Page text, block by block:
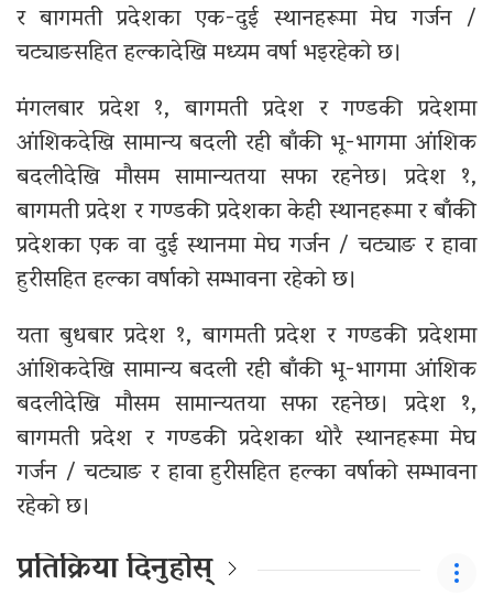
र बागमती प्रदेशका एक-दुई स्थानहरूमा मेघ गर्जन /
चट्याङसहित हल्कादेखि मध्यम वर्षा भइरहेको छ।
मंगलबार प्रदेश १, बागमती प्रदेश र गण्डकी प्रदेशमा
आंशिकदेखि सामान्य बदली रही बाँकी भू-भागमा आंशिक
बदलीदेखि मौसम सामान्यतया सफा रहनेछ। प्रदेश १,
बागमती प्रदेश र गण्डकी प्रदेशका केही स्थानहरूमा र बाँकी
प्रदेशका एक वा दुई स्थानमा मेघ गर्जन / चट्याङ र हावा
हुरीसहित हल्का वर्षाको सम्भावना रहेको छ।
यता बुधबार प्रदेश १, बागमती प्रदेश र गण्डकी प्रदेशमा
आंशिकदेखि सामान्य बदली रही बाँकी भू-भागमा आंशिक
बदलीदेखि मौसम सामान्यतया सफा रहनेछ। प्रदेश १,
बागमती प्रदेश र गण्डकी प्रदेशका थोरै स्थानहरूमा मेघ
गर्जन / चट्याङ र हावा हुरीसहित हल्का वर्षाको सम्भावना
रहेको छ।
प्रतिक्रिया दिनुहोस्